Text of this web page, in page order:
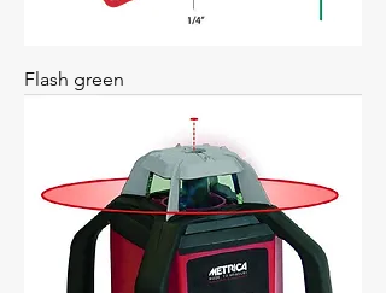
Flash green